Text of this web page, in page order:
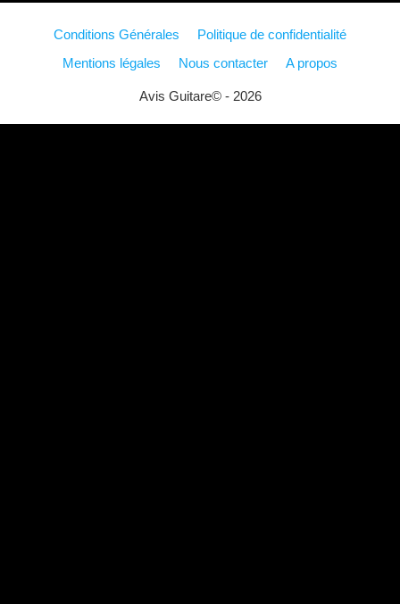
Conditions Générales
Politique de confidentialité
Mentions légales
Nous contacter A propos
Avis Guitare© - 2026